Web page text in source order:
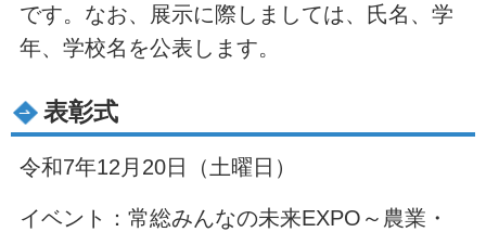
です。なお、展示に際しましては、氏名、学
年、学校名を公表します。
表彰式
令和7年12月20日（土曜日）
イベント：常総みんなの未来EXPO～農業・